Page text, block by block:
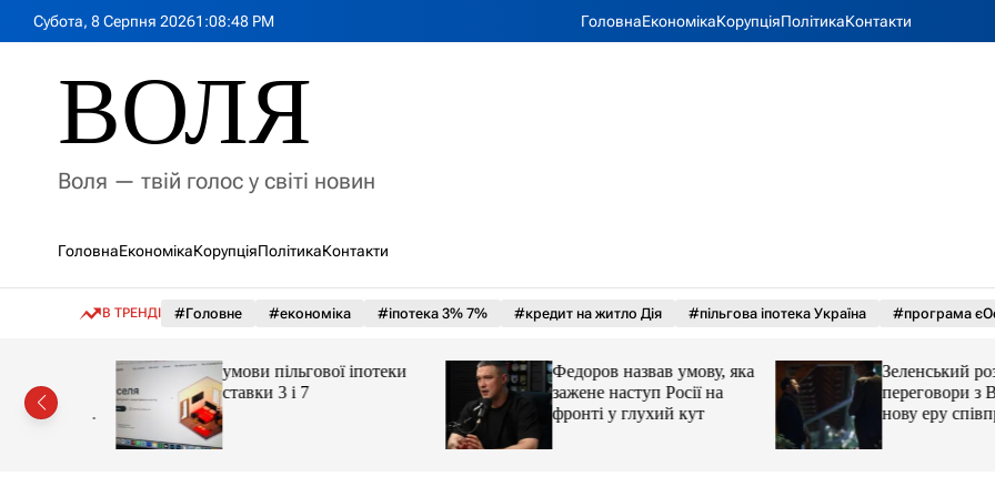
Субота, 8 Серпня 20261 :08:50 PM ГоловнаЕкономікаКорупціяПолітикаКонтакти
ВОЛЯ
Воля — твій голос у світі новин
ГоловнаЕкономікаКорупціяПолітикаКонтакти
В ТРЕНДІ #Головне #економіка #іпотека 3% 7% #кредит на житло Дія #пільгова іпотека Україна #програма
умови пільгової іпотеки
ставки 3 і 7
Федоров назвав умову, яка
зажене наступ Росії на
фронті у глухий кут
Зеленський
переговори з
нову еру